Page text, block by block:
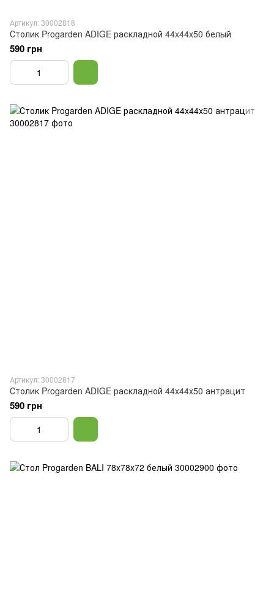
Артикул: 30002818
Столик Progarden ADIGE раскладной 44x44x50 белый
590 грн
Артикул: 30002817
Столик Progarden ADIGE раскладной 44x44x50 антрацит
590 грн